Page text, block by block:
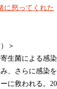
に怒ってくれた
＞
生菌による感
、さらに感染
に救われる。